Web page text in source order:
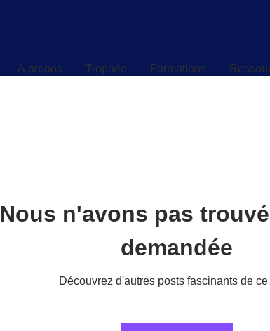
À propos Trophée Formations
Nous n'avons pas
demandée
Découvrez d'autres posts fascinants de ce